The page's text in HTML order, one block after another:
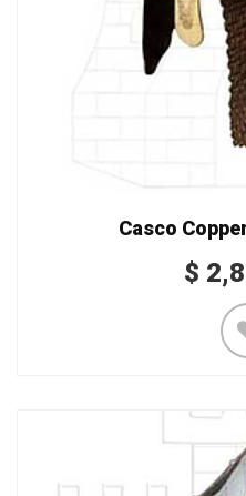
Casco
$